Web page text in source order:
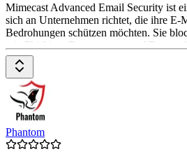
Mimecast Advanced Email Security ist
sich an Unternehmen richtet, die ihre
Bedrohungen schützen möchten. Sie
wie Phishing, Ransomware und Betrug
Sicherheitsmaßnahmen. Die Lösung
einschließlich Echtzeitanalyse von
Malware-Abwehr und Integration mit
Bereitstellungsoptionen sind verfügbar,
Phantom